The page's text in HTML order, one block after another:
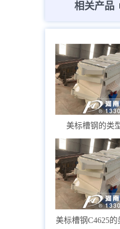
相关产品
美标槽钢的类
美标槽钢C4625的